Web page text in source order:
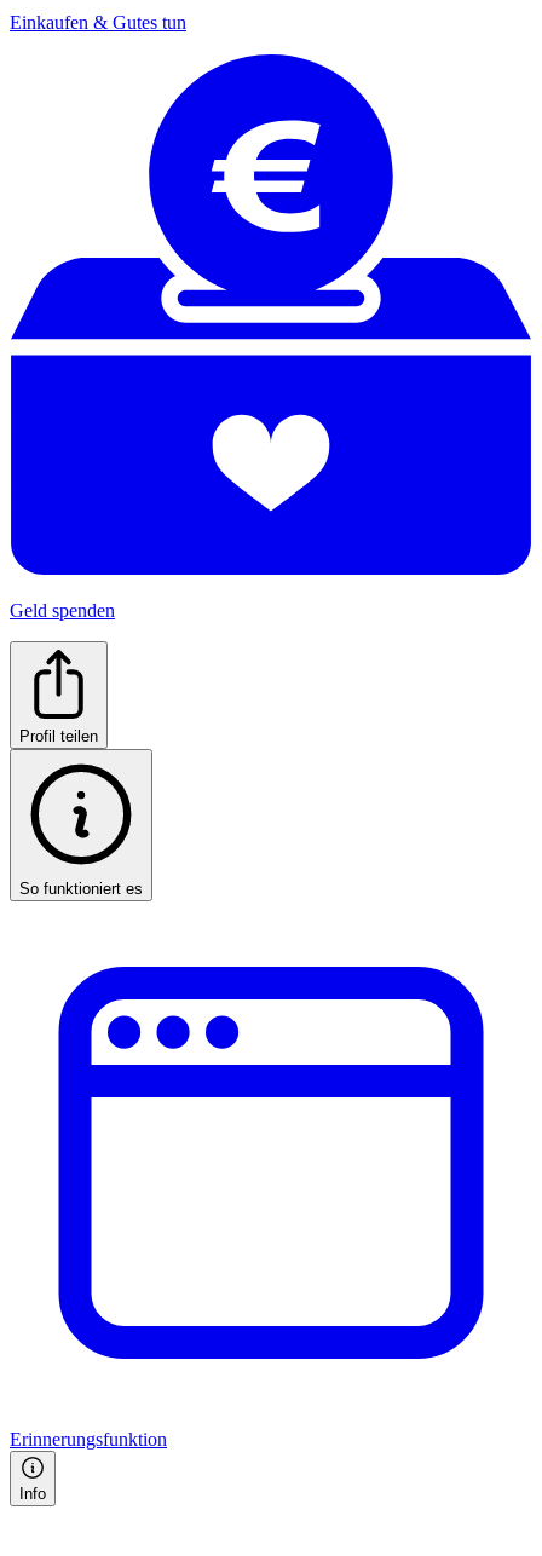
Einkaufen & Gutes tun
Geld spenden
Profil teilen
So funktioniert es
Erinnerungsfunktion
Info